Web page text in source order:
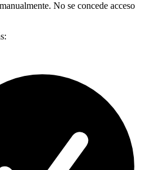
No se concede acceso